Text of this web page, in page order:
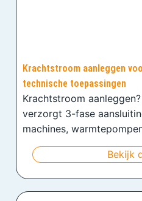
Krachtstroom aanleggen
technische toepassingen
Krachtstroom
verzorgt 3-fase
machines,
Bekijk